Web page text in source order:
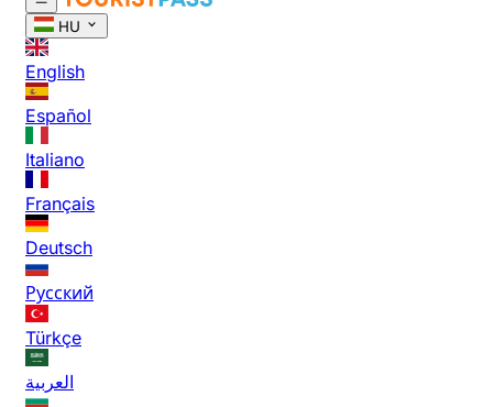
HU
English
Español
Italiano
Français
Deutsch
Русский
Türkçe
العربية